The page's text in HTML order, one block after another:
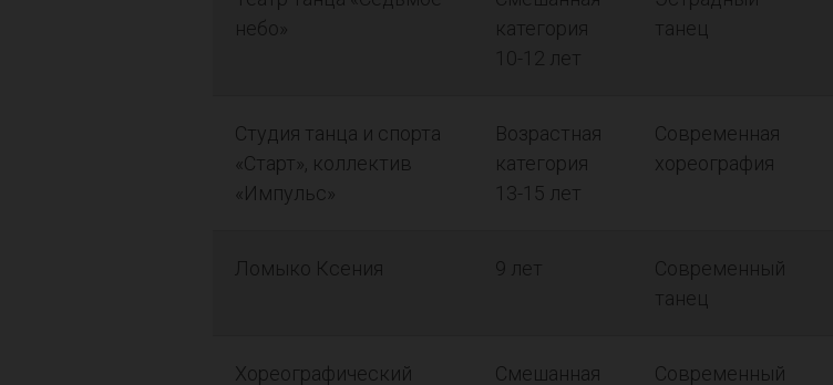
небо»
категория
10-12 лет
танец
Студия танца и спорта
«Старт», коллектив
«Импульс»
Возрастная
категория
13-15 лет
Современная
хореография
Ломыко Ксения 9 лет
Современный
танец
Хореографический
Смешанная
Современный